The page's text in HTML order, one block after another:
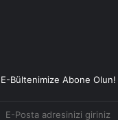
E-Bültenimize Abone Olun!